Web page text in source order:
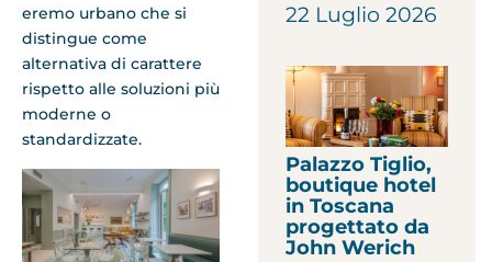
eremo urbano che si
distingue come
alternativa di carattere
rispetto alle soluzioni più
moderne o
standardizzate.
22 Luglio 2026
Palazzo Tiglio,
boutique hotel
in Toscana
progettato da
John Werich